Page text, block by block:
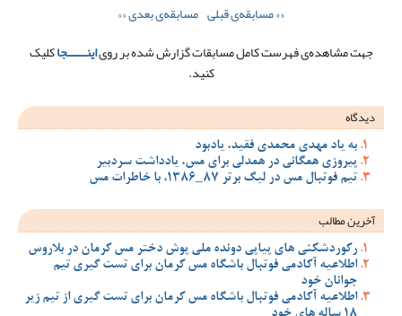
«« مسابقه‌ی قبلی مسابقه‌ی بعدی »»
جهت مشاهده‌ی فهرست کامل مسابقات گزارش شده بر رویاینـــــــجاکلیک
کنید.
دیدگاه
به یاد مهدی محمدی فقید، یادبود
پیروزی همگانی در همدلی برای مس، یادداشت سردبیر
تیم فوتبال مس در لیگ برتر 87_1386، با خاطرات مس
آخرین مطالب
رکوردشکنی های پیاپی دونده ملی پوش دختر مس کرمان در بلاروس
اطلاعیه آکادمی فوتبال باشگاه مس کرمان برای تست گیری تیم
جوانان خود
اطلاعیه آکادمی فوتبال باشگاه مس کرمان برای تست گیری از تیم زیر